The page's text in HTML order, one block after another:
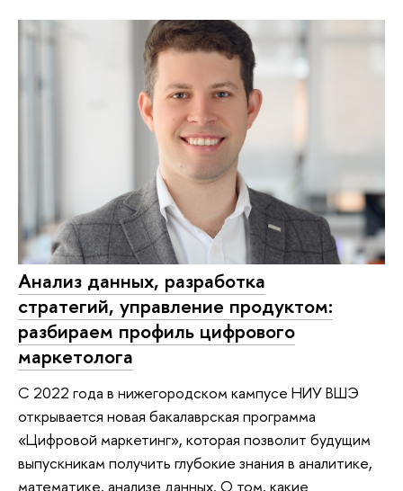
Анализ данных, разработка
стратегий, управление продуктом:
разбираем профиль цифрового
маркетолога
С 2022 года в нижегородском кампусе НИУ ВШЭ
открывается новая бакалаврская программа
«Цифровой маркетинг», которая позволит будущим
выпускникам получить глубокие знания в аналитике,
математике, анализе данных. О том, какие